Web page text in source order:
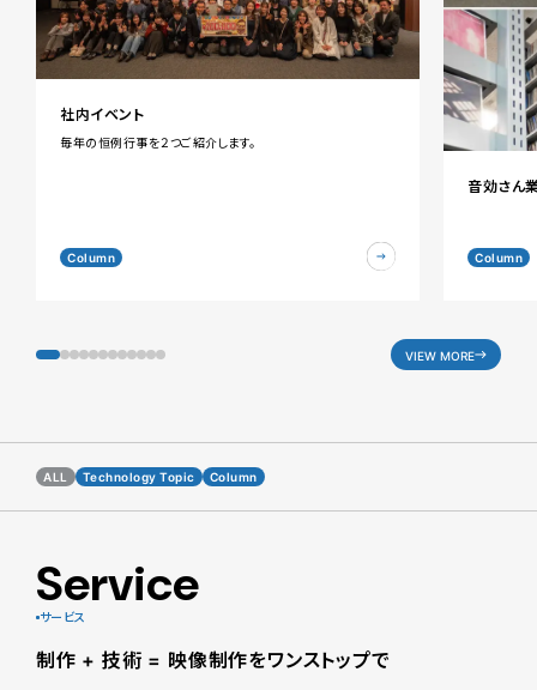
社内イベント
毎年の恒例行事を２つご紹介します。
Column
音効さん
Column
VIEW MORE
ALL Technology Topic Column
Service
サービス
制作 + 技術 = 映像制作をワンストップで